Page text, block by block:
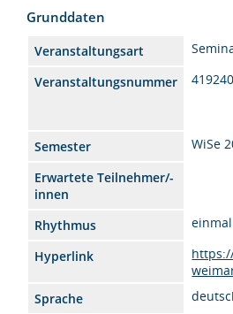
Grunddaten
Veranstaltungsart
Veranstaltungsnummer
Semester
WiSe
Erwartete Teilnehmer/-
innen
Rhythmus
Hyperlink
Sprache